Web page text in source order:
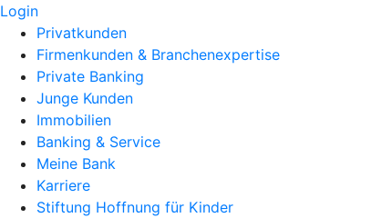
Login
Privatkunden
Firmenkunden & Branchenexpertise
Private Banking
Junge Kunden
Immobilien
Banking & Service
Meine Bank
Karriere
Stiftung Hoffnung für Kinder